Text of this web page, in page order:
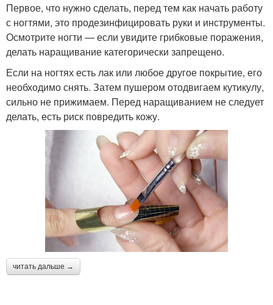
Первое, что нужно сделать, перед тем как начать работу
с ногтями, это продезинфицировать руки и инструменты.
Осмотрите ногти — если увидите грибковые поражения,
делать наращивание категорически запрещено.
Если на ногтях есть лак или любое другое покрытие, его
необходимо снять. Затем пушером отодвигаем кутикулу,
сильно не прижимаем. Перед наращиванием не следует
делать, есть риск повредить кожу.
читать дальше →